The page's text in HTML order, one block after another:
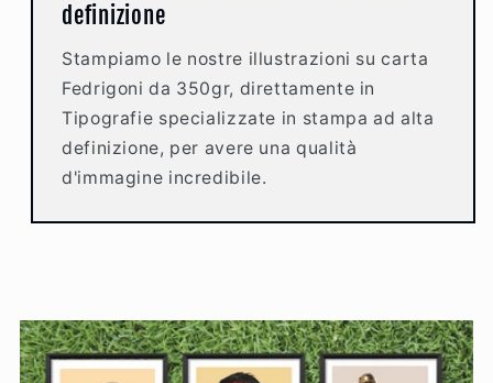
definizione
Stampiamo le nostre illustrazioni su carta
Fedrigoni da 350gr, direttamente in
Tipografie specializzate in stampa ad alta
definizione, per avere una qualità
d'immagine incredibile.